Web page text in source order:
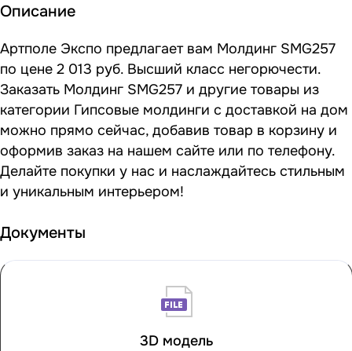
Описание
Артполе Экспо предлагает вам Молдинг SMG257
по цене 2 013 руб. Высший класс негорючести.
Заказать Молдинг SMG257 и другие товары из
категории Гипсовые молдинги с доставкой на дом
можно прямо сейчас, добавив товар в корзину и
оформив заказ на нашем сайте или по телефону.
Делайте покупки у нас и наслаждайтесь стильным
и уникальным интерьером!
Документы
3D модель